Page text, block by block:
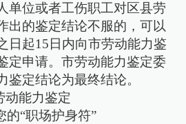
单位或者工伤职工对区县劳
出的鉴定结论不服的，可以
日起15日内向市劳动能力鉴
定申请。市劳动能力鉴定委
鉴定结论为最终结论。
动能力鉴定
的“职场护身符”